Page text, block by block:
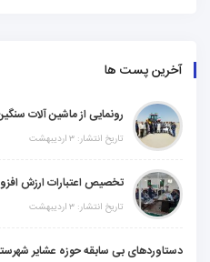
آخرین پست ها
تاریخ انتشار: ۳ اردیبهشت
تاریخ انتشار: ۳ اردیبهشت
دستاوردهای بی سابقه حوزه عشایر